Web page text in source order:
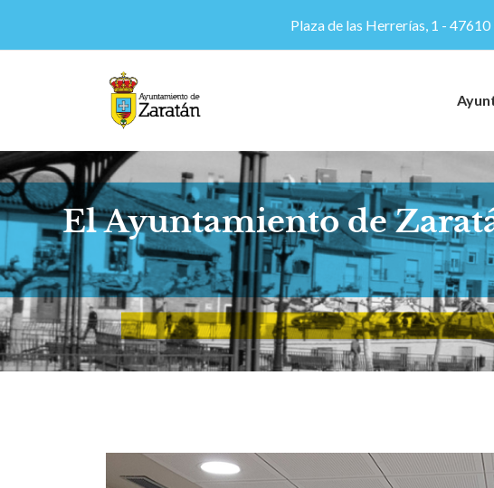
Plaza de las Herrerías, 1 -
El Ayuntamiento de